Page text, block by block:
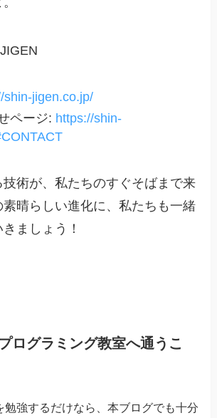
shin-jigen.co.jp/
ページ: https://shin-
術が、私たちのすぐそばまで来
晴らしい進化に、私たちも一緒
ましょう！
ログラミング教室へ通うこ
勉強するだけなら、本ブログでも十分